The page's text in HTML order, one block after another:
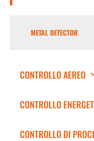
METAL DETECTOR
CONTROLLO AEREO
CONTROLLO
CONTROLLO DI